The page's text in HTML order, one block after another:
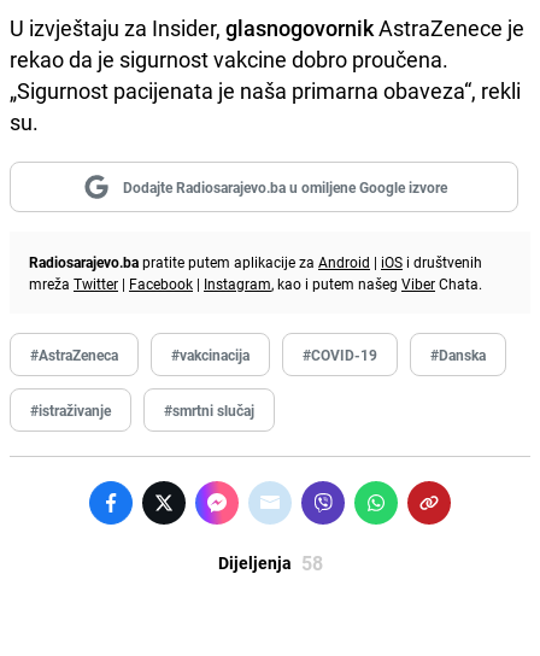
U izvještaju za Insider, glasnogovornikAstraZenece je
rekao da je sigurnost vakcine dobro proučena.
„Sigurnost pacijenata je naša primarna obaveza“, rekli
su.
Dodajte Radiosarajevo.ba u omiljene Google izvore
Radiosarajevo.bapratite putem aplikacije za Android | iOS i društvenih
mreža Twitter | Facebook | Instagram, kao i putem našeg ViberChata.
#AstraZeneca #vakcinacija #COVID-19 #Danska
#istraživanje #smrtni slučaj
Dijeljenja 58